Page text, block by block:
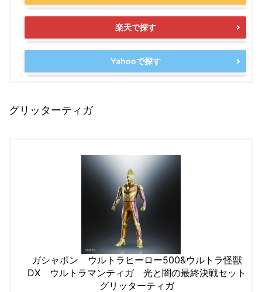
楽天で探す
Yahooで探す
グリッターティガ
ガシャポン ウルトラヒーロー500&ウルトラ怪獣
DX ウルトラマンティガ 光と闇の最終決戦セット
グリッターティガ